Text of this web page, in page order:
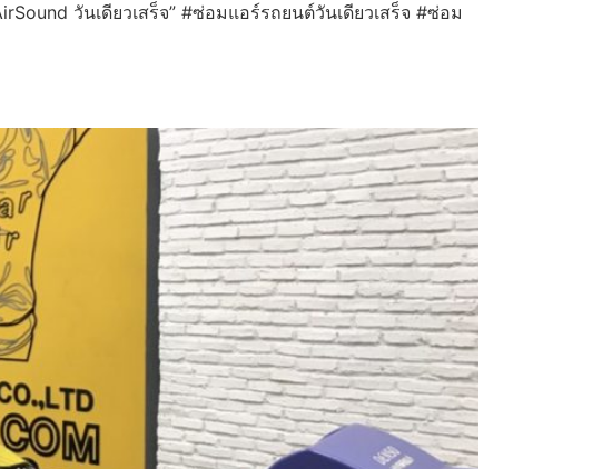
วันเดียวเสร็จ” #ซ่อมแอร์รถยนต์วันเดียวเสร็จ #ซ่อม